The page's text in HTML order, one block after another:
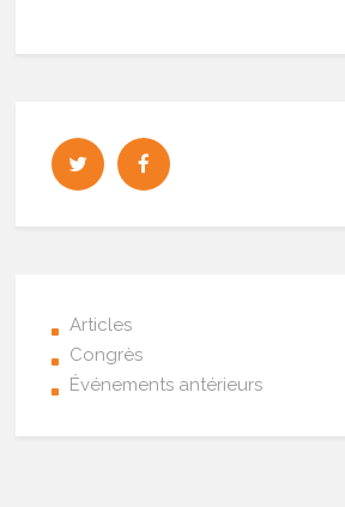
Articles
Congrès
Événements antérieurs